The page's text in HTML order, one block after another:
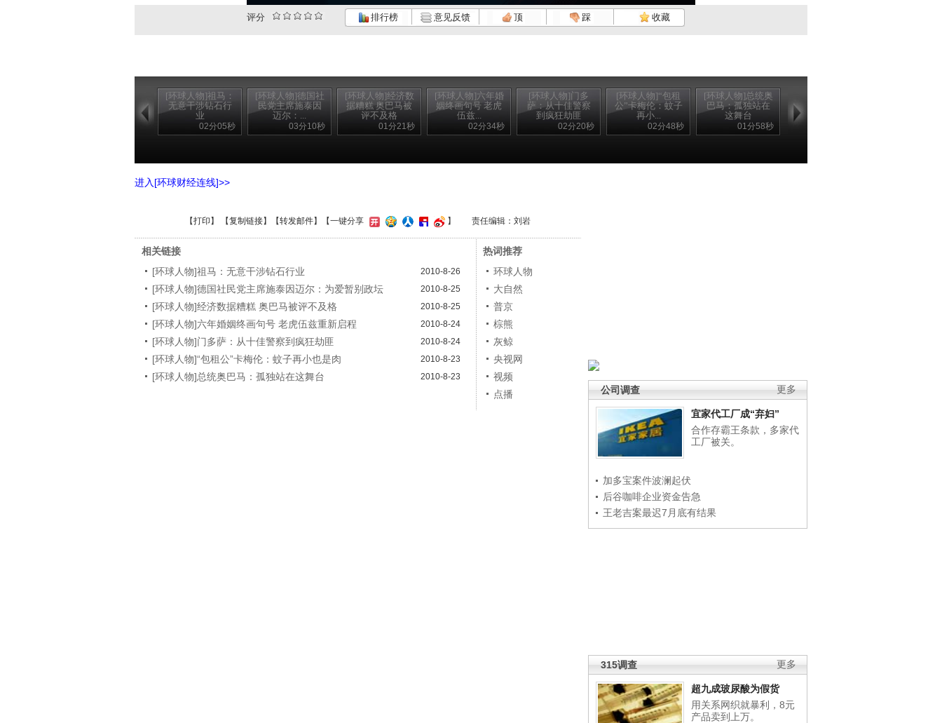
评分 排行榜 意见反馈 顶 踩 收藏
[环球人物]祖马：
无意干涉钻石行
业
02分05秒
[环球人物]德国社
民党主席施泰因
迈尔：...
03分10秒
[环球人物]经济数
据糟糕 奥巴马被
评不及格
01分21秒
[环球人物]六年婚
姻终画句号 老虎
伍兹...
02分34秒
[环球人物]门多
萨：从十佳警察
到疯狂劫匪
02分20秒
[环球人物]“包租
公”卡梅伦：蚊子
再小...
02分48秒
[环球人物]总统奥
巴马：孤独站在
这舞台
01分58秒
更多
公司调查
宜家代工厂成“弃妇”
合作存霸王条款，多家代
工厂被关。
加多宝案件波澜起伏
后谷咖啡企业资金告急
王老吉案最迟7月底有结果
更多
315调查
超九成玻尿酸为假货
用关系网织就暴利，8元
产品卖到上万。
进入[环球财经连线]>>
【打印 】 【复制链接】【转发邮件】 【一键分享 】 责任编辑：刘岩
相关链接
[环球人物]祖马：无意干涉钻石行业
2010-8-26
[环球人物]德国社民党主席施泰因迈尔：为爱暂别政坛 2010-8-25
[环球人物]经济数据糟糕 奥巴马被评不及格 2010-8-25
[环球人物]六年婚姻终画句号 老虎伍兹重新启程 2010-8-24
[环球人物]门多萨：从十佳警察到疯狂劫匪 2010-8-24
[环球人物]“包租公”卡梅伦：蚊子再小也是肉 2010-8-23
[环球人物]总统奥巴马：孤独站在这舞台 2010-8-23
热词推荐
环球人物
大自然
普京
棕熊
灰鲸
央视网
视频
点播